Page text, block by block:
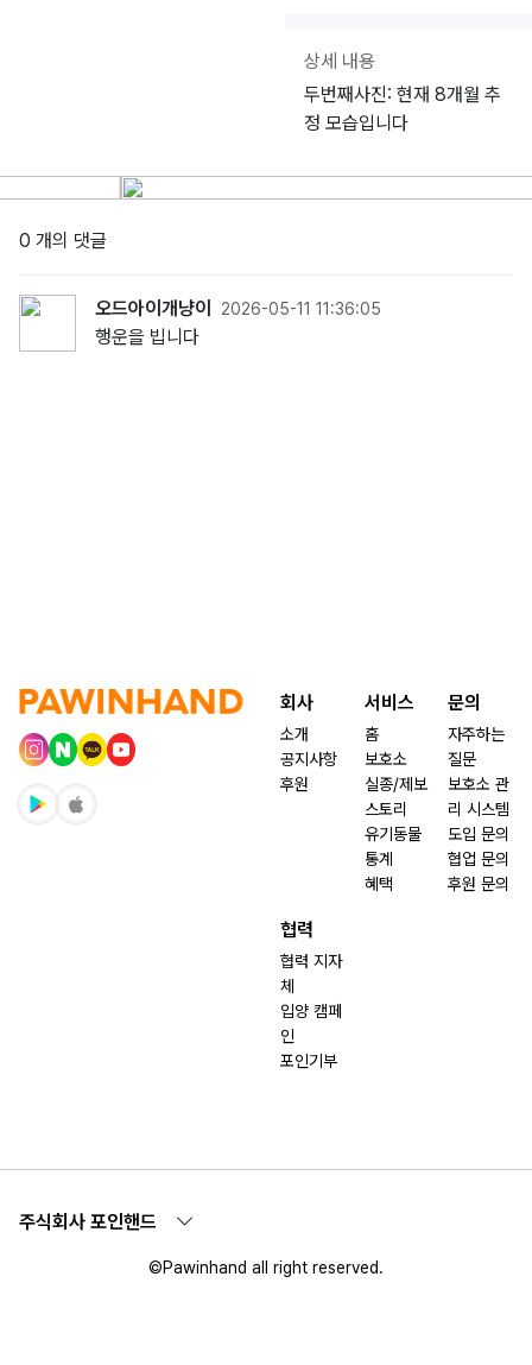
상세 내용
두번째사진: 현재 8개월 추
정 모습입니다
0 개의 댓글
오드아이개냥이 2026-05-11 11:36:05
행운을 빕니다
회사
소개
공지사항
후원
서비스
홈
보호소
실종/제보
스토리
유기동물
통계
혜택
문의
자주하는
질문
보호소 관
리 시스템
도입 문의
협업 문의
후원 문의
협력
협력 지자
체
입양 캠페
인
포인기부
주식회사 포인핸드
©Pawinhand all right reserved.